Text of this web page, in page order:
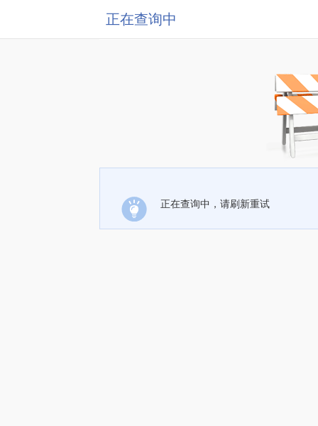
正在查询中
正在查询中，请刷新重试